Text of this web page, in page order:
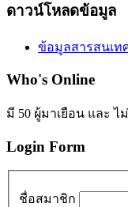
ดาวน์โหลดข้อมูล
ข้อมูลสารสนเท
Who's Online
มี 50 ผู้มาเยือน และ
Login Form
ชื่อสมาชิก